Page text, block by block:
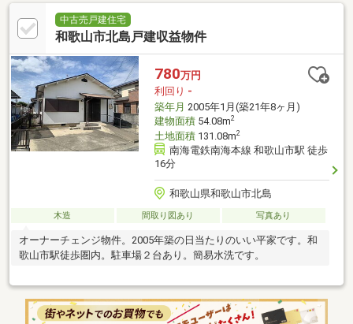
中古売戸建住宅
和歌山市北島戸建収益物件
780万円
利回り -
築年月 2005年1月(築21年8ヶ月)
建物面積54.08m2
土地面積131.08m2
南海電鉄南海本線 和歌山市駅 徒歩
16分
和歌山県和歌山市北島
木造 間取り図あり 写真あり
オーナーチェンジ物件。2005年築の日当たりのいい平家です。和
歌山市駅徒歩圏内。駐車場２台あり。簡易水洗です。